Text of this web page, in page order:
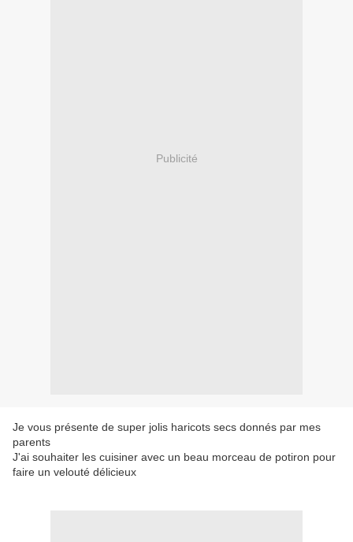
Publicité
Je vous présente de super jolis haricots secs donnés par mes
parents
J'ai souhaiter les cuisiner avec un beau morceau de potiron pour
faire un velouté délicieux